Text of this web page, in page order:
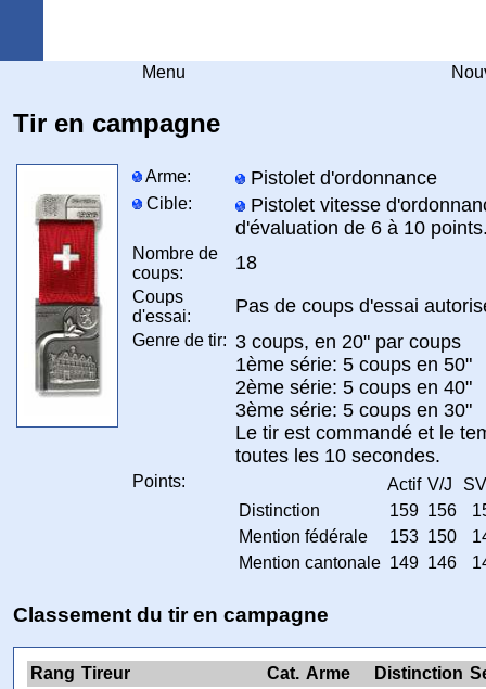
Menu
Tir en campagne
Arme: Pistolet d'ordonnance
Cible:
Pistolet vitesse
d'évaluation de 6 à 10
Nombre de
coups:
18
Coups
d'essai:
Pas de coups d'essai
Genre de tir: 3 coups, en 20" par coups
1ème série: 5 coups en 50"
2ème série: 5 coups en 40"
3ème série: 5 coups en 30"
Le tir est commandé et le
toutes les 10 secondes.
Points: Actif V/J
Distinction
159 156
Mention fédérale
153 150
Mention cantonale 149 146
Classement du tir en campagne
Rang Tireur Cat. Arme Distinction